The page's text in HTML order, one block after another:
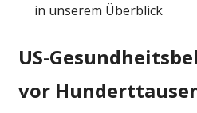
in unserem Überblick
US-
vor